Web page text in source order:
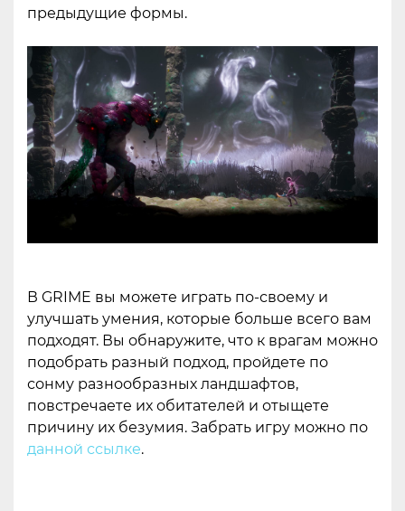
предыдущие формы.
В GRIME вы можете играть по-своему и
улучшать умения, которые больше всего вам
подходят. Вы обнаружите, что к врагам можно
подобрать разный подход, пройдете по
сонму разнообразных ландшафтов,
повстречаете их обитателей и отыщете
причину их безумия. Забрать игру можно по
данной ссылке.